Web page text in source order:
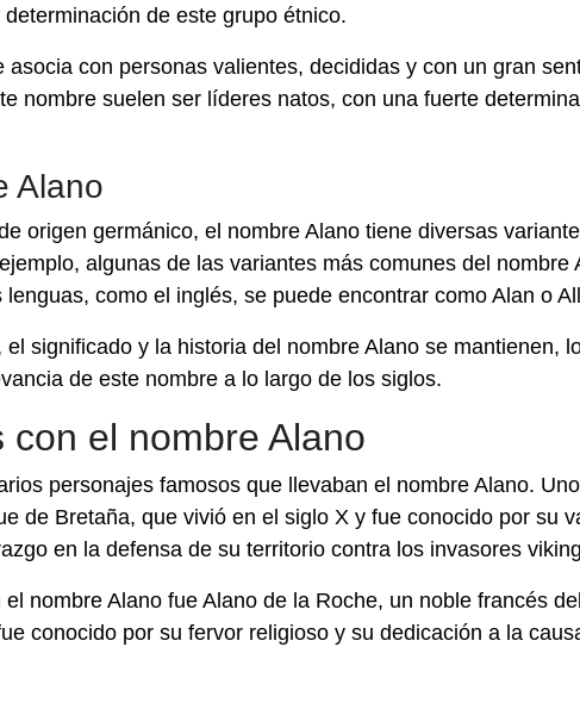
de este grupo étnico.
con personas valientes, decididas y con un gran
nombre suelen ser líderes natos, con una fuerte
Alano
origen germánico, el nombre Alano tiene diversas
algunas de las variantes más comunes del nombre
como el inglés, se puede encontrar como Alan o
significado y la historia del nombre Alano se mantienen,
de este nombre a lo largo de los siglos.
el nombre Alano
personajes famosos que llevaban el nombre Alano.
de Bretaña, que vivió en el siglo X y fue conocido por su
en la defensa de su territorio contra los invasores
nombre Alano fue Alano de la Roche, un noble francés
conocido por su fervor religioso y su dedicación a la